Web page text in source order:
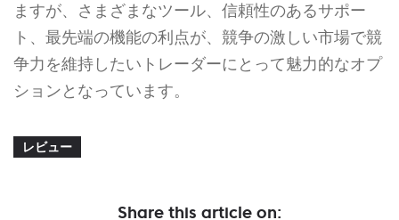
ますが、さまざまなツール、信頼性のあるサポー
ト、最先端の機能の利点が、競争の激しい市場で競
争力を維持したいトレーダーにとって魅力的なオプ
ションとなっています。
レビュー
Share this article on: